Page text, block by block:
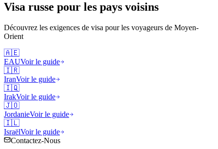
Visa russe pour les pays voisins
Découvrez les exigences de visa pour les voyageurs de Moyen-
Orient
🇦🇪
EAUVoir le guide
🇮🇷
IranVoir le guide
🇮🇶
IrakVoir le guide
🇯🇴
JordanieVoir le guide
🇮🇱
IsraëlVoir le guide
Contactez-Nous